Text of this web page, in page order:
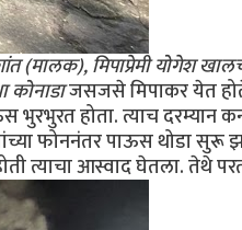
(मालक), मिपाप्रेमी योगेश
कोनाडाजसजसे मिपाकर येत
होता. त्याच दरम्यान
फोननंतर पाऊस थोडा सुरू
त्याचा आस्वाद घेतला. तेथे